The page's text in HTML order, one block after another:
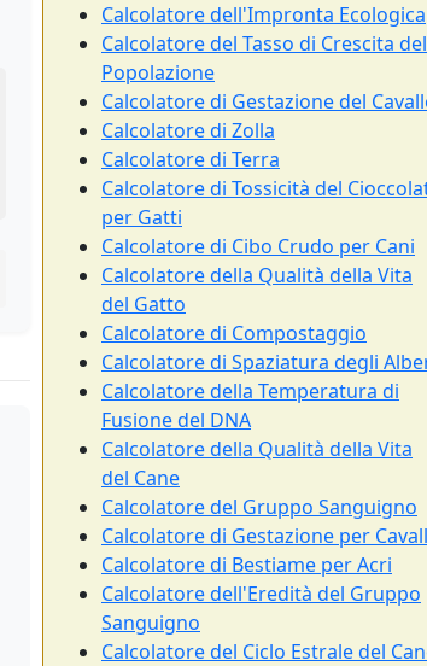
Calcolatore dell'Impronta Ecologica
Calcolatore del Tasso di Crescita
Popolazione
Calcolatore di Gestazione del
Calcolatore di Zolla
Calcolatore di Terra
Calcolatore di Tossicità del
per Gatti
Calcolatore di Cibo Crudo per Cani
Calcolatore della Qualità della Vita
del Gatto
Calcolatore di Compostaggio
Calcolatore di Spaziatura degli
Calcolatore della Temperatura di
Fusione del DNA
Calcolatore della Qualità della Vita
del Cane
Calcolatore del Gruppo Sanguigno
Calcolatore di Gestazione per
Calcolatore di Bestiame per Acri
Calcolatore dell'Eredità del Gruppo
Sanguigno
Calcolatore del Ciclo Estrale del